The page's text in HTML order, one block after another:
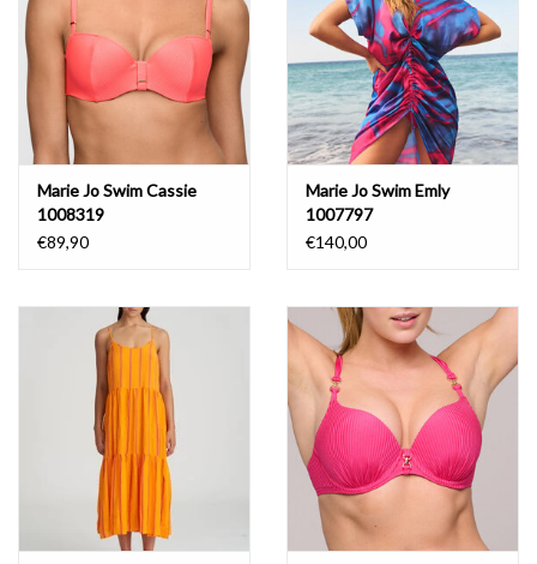
Marie Jo Swim Cassie
1008319
€89,90
Marie Jo Swim Emly
1007797
€140,00